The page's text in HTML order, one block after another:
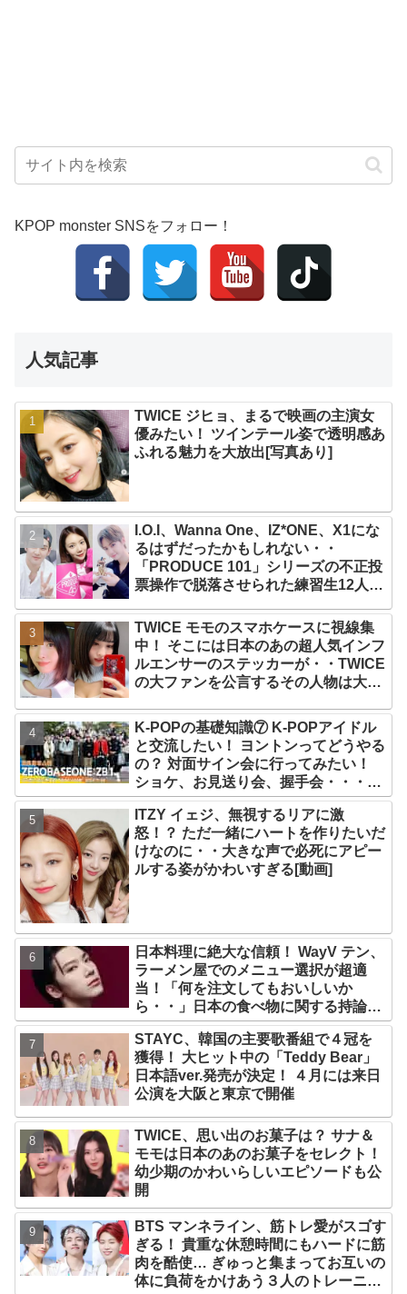
KPOP monster SNSをフォロー！
人気記事
TWICE ジヒョ、まるで映画の主演女
優みたい！ ツインテール姿で透明感あ
ふれる魅力を大放出[写真あり]
I.O.I、Wanna One、IZ*ONE、X1にな
るはずだったかもしれない・・
「PRODUCE 101」シリーズの不正投
票操作で脱落させられた練習生12人の
TWICE モモのスマホケースに視線集
中！ そこには日本のあの超人気インフ
ルエンサーのステッカーが・・TWICE
の大ファンを公言するその人物は大よ
と話題沸騰
K-POPの基礎知識⑦ K-POPアイドル
と交流したい！ ヨントンってどうやる
の？ 対面サイン会に行ってみたい！
ショケ、お見送り会、握手会・・・リ
リースイベントあれこれを紹介
ITZY イェジ、無視するリアに激
怒！？ ただ一緒にハートを作りたいだ
けなのに・・大きな声で必死にアピー
ルする姿がかわいすぎる[動画]
日本料理に絶大な信頼！ WayV テン、
ラーメン屋でのメニュー選択が超適
当！「何を注文してもおいしいか
ら・・」日本の食べ物に関する持論を
明かす
STAYC、韓国の主要歌番組で４冠を
獲得！ 大ヒット中の「Teddy Bear」
日本語ver.発売が決定！ ４月には来日
公演を大阪と東京で開催
TWICE、思い出のお菓子は？ サナ＆
モモは日本のあのお菓子をセレクト！
幼少期のかわいらしいエピソードも公
開
BTS マンネライン、筋トレ愛がスゴす
ぎる！ 貴重な休憩時間にもハードに筋
肉を酷使… ぎゅっと集まってお互いの
体に負荷をかけあう３人のトレーニン